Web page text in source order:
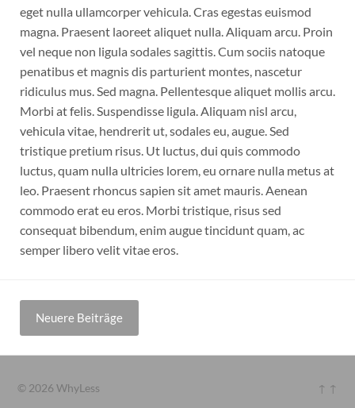
eget nulla ullamcorper vehicula. Cras egestas euismod
magna. Praesent laoreet aliquet nulla. Aliquam arcu. Proin
vel neque non ligula sodales sagittis. Cum sociis natoque
penatibus et magnis dis parturient montes, nascetur
ridiculus mus. Sed magna. Pellentesque aliquet mollis arcu.
Morbi at felis. Suspendisse ligula. Aliquam nisl arcu,
vehicula vitae, hendrerit ut, sodales eu, augue. Sed
tristique pretium risus. Ut luctus, dui quis commodo
luctus, quam nulla ultricies lorem, eu ornare nulla metus at
leo. Praesent rhoncus sapien sit amet mauris. Aenean
commodo erat eu eros. Morbi tristique, risus sed
consequat bibendum, enim augue tincidunt quam, ac
semper libero velit vitae eros.
Neuere Beiträge
© 2026WhyLess ↑ ↑